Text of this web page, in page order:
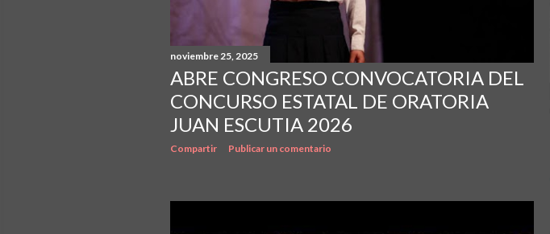
noviembre 25, 2025
ABRE CONGRESO CONVOCATORIA DEL
CONCURSO ESTATAL DE ORATORIA
JUAN ESCUTIA 2026
Compartir Publicar un comentario